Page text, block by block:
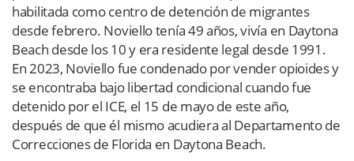
habilitada como centro de detención de migrantes
desde febrero. Noviello tenía 49 años, vivía en Daytona
Beach desde los 10 y era residente legal desde 1991.
En 2023, Noviello fue condenado por vender opioides y
se encontraba bajo libertad condicional cuando fue
detenido por el ICE, el 15 de mayo de este año,
después de que él mismo acudiera al Departamento de
Correcciones de Florida en Daytona Beach.